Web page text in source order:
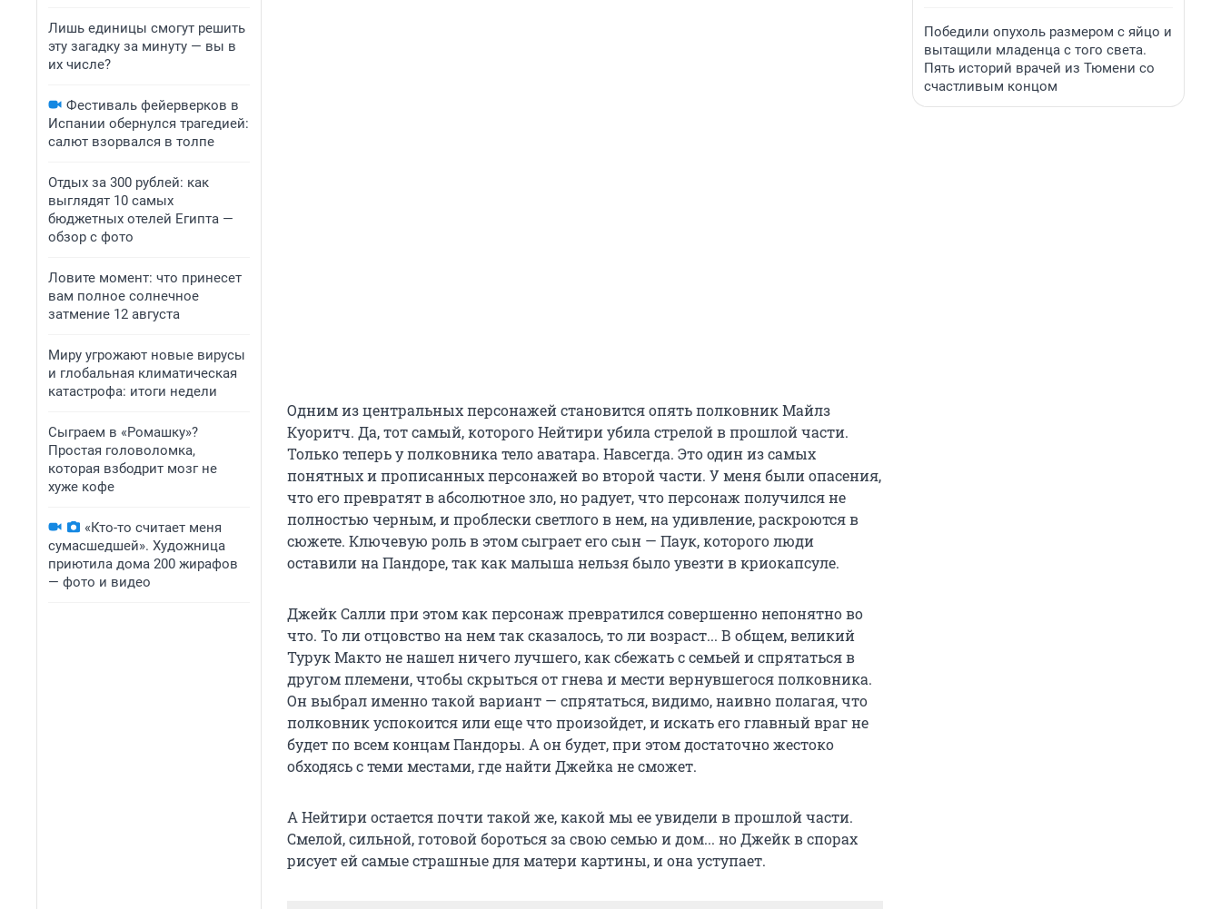
Лишь единицы смогут решить
эту загадку за минуту — вы в
их числе?
Фестиваль фейерверков в
Испании обернулся трагедией:
салют взорвался в толпе
Отдых за 300 рублей: как
выглядят 10 самых
бюджетных отелей Египта —
обзор с фото
Ловите момент: что принесет
вам полное солнечное
затмение 12 августа
Миру угрожают новые вирусы
и глобальная климатическая
катастрофа: итоги недели
Сыграем в «Ромашку»?
Простая головоломка,
которая взбодрит мозг не
хуже кофе
«Кто-то считает меня
сумасшедшей». Художница
приютила дома 200 жирафов
— фото и видео
Одним из центральных персонажей становится опять полковник Майлз
Куоритч. Да, тот самый, которого Нейтири убила стрелой в прошлой части.
Только теперь у полковника тело аватара. Навсегда. Это один из самых
понятных и прописанных персонажей во второй части. У меня были опасения,
что его превратят в абсолютное зло, но радует, что персонаж получился не
полностью черным, и проблески светлого в нем, на удивление, раскроются в
сюжете. Ключевую роль в этом сыграет его сын — Паук, которого люди
оставили на Пандоре, так как малыша нельзя было увезти в криокапсуле.
Джейк Салли при этом как персонаж превратился совершенно непонятно во
что. То ли отцовство на нем так сказалось, то ли возраст... В общем, великий
Турук Макто не нашел ничего лучшего, как сбежать с семьей и спрятаться в
другом племени, чтобы скрыться от гнева и мести вернувшегося полковника.
Он выбрал именно такой вариант — спрятаться, видимо, наивно полагая, что
полковник успокоится или еще что произойдет, и искать его главный враг не
будет по всем концам Пандоры. А он будет, при этом достаточно жестоко
обходясь с теми местами, где найти Джейка не сможет.
А Нейтири остается почти такой же, какой мы ее увидели в прошлой части.
Смелой, сильной, готовой бороться за свою семью и дом... но Джейк в спорах
рисует ей самые страшные для матери картины, и она уступает.
Победили опухоль размером с яйцо и
вытащили младенца с того света.
Пять историй врачей из Тюмени со
счастливым концом